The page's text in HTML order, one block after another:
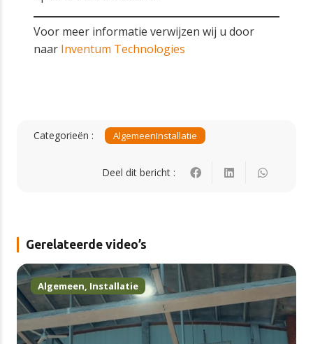
Voor meer informatie verwijzen wij u door
naar Inventum Technologies
Categorieën : AlgemeenInstallatie
Deel dit bericht :
Gerelateerde video’s
Algemeen, Installatie